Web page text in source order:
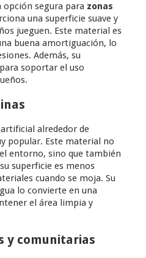
opción segura para zonas
una superficie suave y
jueguen. Este material es
buena amortiguación, lo
Además, su
soportar el uso
alrededor de
popular. Este material no
entorno, sino que también
superficie es menos
cuando se moja. Su
lo convierte en una
el área limpia y
y comunitarias